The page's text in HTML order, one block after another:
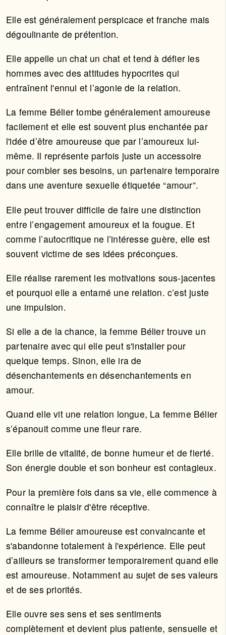
Elle est généralement perspicace et franche mais
dégoulinante de prétention.
Elle appelle un chat un chat et tend à défier les
hommes avec des attitudes hypocrites qui
entraînent l'ennui et l’agonie de la relation.
La femme Bélier tombe généralement amoureuse
facilement et elle est souvent plus enchantée par
l'idée d’être amoureuse que par l’amoureux lui-
même. Il représente parfois juste un accessoire
pour combler ses besoins, un partenaire temporaire
dans une aventure sexuelle étiquetée “amour”.
Elle peut trouver difficile de faire une distinction
entre l’engagement amoureux et la fougue. Et
comme l’autocritique ne l’intéresse guère, elle est
souvent victime de ses idées préconçues.
Elle réalise rarement les motivations sous-jacentes
et pourquoi elle a entamé une relation. c’est juste
une impulsion.
Si elle a de la chance, la femme Bélier trouve un
partenaire avec qui elle peut s'installer pour
quelque temps. Sinon, elle ira de
désenchantements en désenchantements en
amour.
Quand elle vit une relation longue, La femme Bélier
s’épanouit comme une fleur rare.
Elle brille de vitalité, de bonne humeur et de fierté.
Son énergie double et son bonheur est contagieux.
Pour la première fois dans sa vie, elle commence à
connaître le plaisir d'être réceptive.
La femme Bélier amoureuse est convaincante et
s'abandonne totalement à l'expérience. Elle peut
d’ailleurs se transformer temporairement quand elle
est amoureuse. Notamment au sujet de ses valeurs
et de ses priorités.
Elle ouvre ses sens et ses sentiments
complètement et devient plus patiente, sensuelle et